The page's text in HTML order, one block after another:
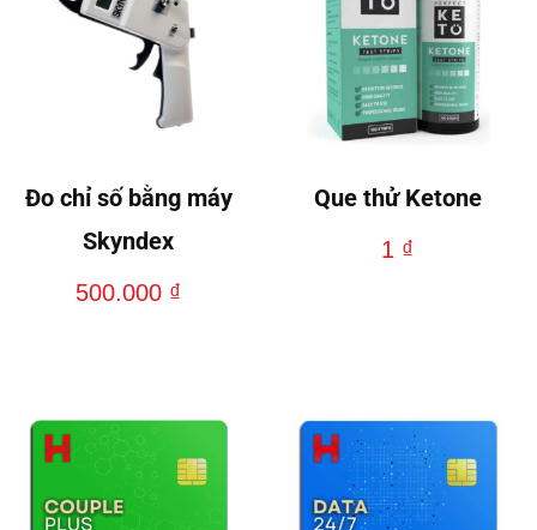
Đo chỉ số bằng máy
Skyndex
500.000 ₫
Đọc
tiếp
Que thử Ketone
1 ₫